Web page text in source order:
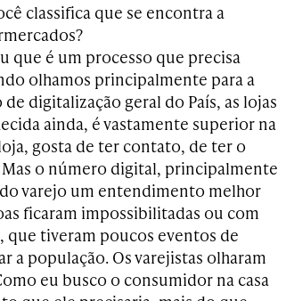
classifica que se encontra a
que é um processo que precisa
olhamos principalmente para a
digitalização geral do País, as lojas
ainda, é vastamente superior na
gosta de ter contato, de ter o
o número digital, principalmente
varejo um entendimento melhor
ficaram impossibilitadas ou com
tiveram poucos eventos de
a população. Os varejistas olharam
eu busco o consumidor na casa